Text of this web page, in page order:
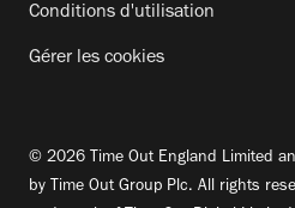
Conditions d'utilisation
Gérer les cookies
© 2026 Time Out England Limited
by Time Out Group Plc. All rights